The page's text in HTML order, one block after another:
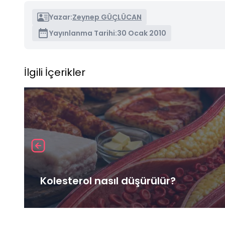
Yazar:Zeynep GÜÇLÜCAN
Yayınlanma Tarihi:30 Ocak 2010
İlgili İçerikler
Kolesterol nasıl düşürülür?